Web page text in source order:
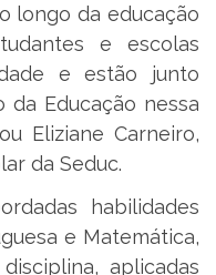
longo da educação
e escolas
e estão junto
da Educação nessa
Eliziane Carneiro,
da Seduc.
habilidades
e Matemática,
aplicadas